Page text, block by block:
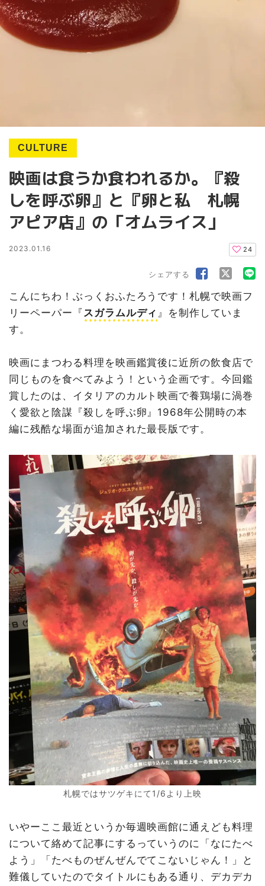
CULTURE
映画は食うか食われるか。『殺
しを呼ぶ卵』と『卵と私 札幌
アピア店』の「オムライス」
2023.01.16 24
シェアする
こんにちわ！ぶっくおふたろうです！札幌で映画フ
リーペーパー『 スガラムルディ 』を制作していま
す。
映画にまつわる料理を映画鑑賞後に近所の飲食店で
同じものを食べてみよう！という企画です。今回鑑
賞したのは、イタリアのカルト映画で養鶏場に渦巻
く愛欲と陰謀『殺しを呼ぶ卵』1968年公開時の本
編に残酷な場面が追加された最長版です。
札幌ではサツゲキにて1/6より上映
いやーここ最近というか毎週映画館に通えども料理
について絡めて記事にするっていうのに「なにたべ
よう」「たべものぜんぜんでてこないじゃん！」と
難儀していたのでタイトルにもある通り、デカデカ